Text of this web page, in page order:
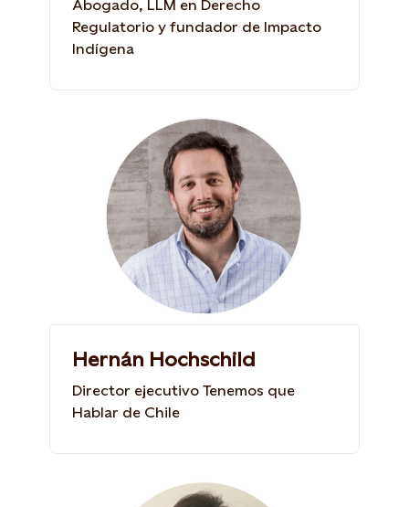
Abogado, LLM en Derecho
Regulatorio y fundador de Impacto
Indígena
Hernán Hochschild
Director ejecutivo Tenemos que
Hablar de Chile